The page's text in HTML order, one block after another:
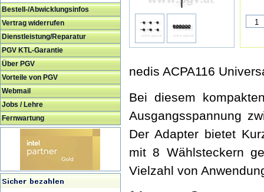
Bestell-/Abwicklungsinfos
Vertrag widerrufen
Dienstleistung/Reparatur
PGV KTL-Garantie
Über PGV
Vorteile von PGV
Webmail
Jobs / Lehre
Fernwartung
nedis ACPA116
Bei diesem
Ausgangsspannung
Der Adapter bietet
mit 8 Wählsteckern
Vielzahl von